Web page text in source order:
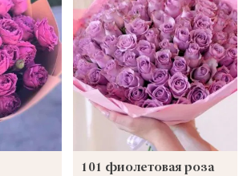
101 фиолетовая роза